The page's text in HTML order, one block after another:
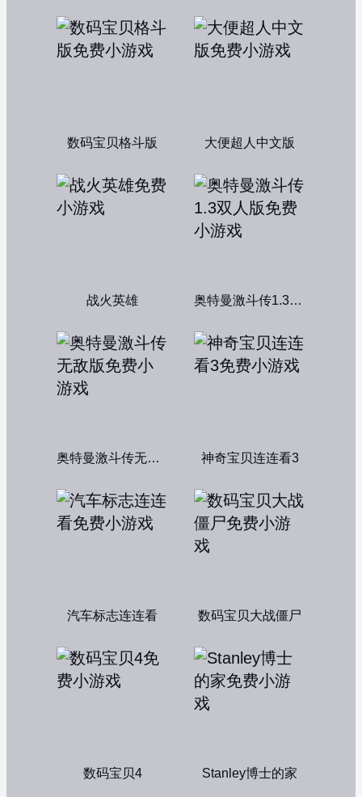
数码宝贝格斗版 大便超人中文版
战火英雄 奥特曼激斗传1.3双人版
奥特曼激斗传无敌版 神奇宝贝连连看3
汽车标志连连看 数码宝贝大战僵尸
数码宝贝4 Stanley博士的家